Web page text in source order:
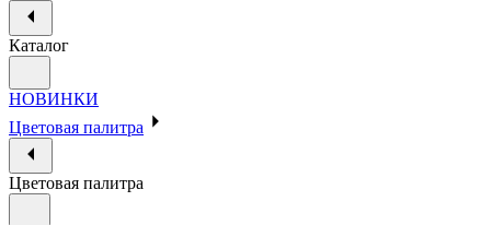
Каталог
НОВИНКИ
Цветовая палитра
Цветовая палитра